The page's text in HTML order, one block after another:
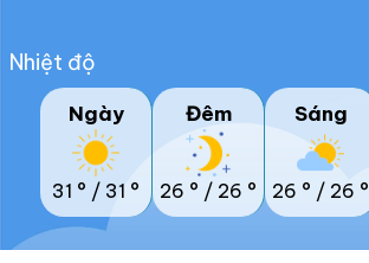
Nhiệt độ
Ngày
31 ° / 31 °
Đêm
26 ° / 26 °
Sáng
26 ° / 26 °